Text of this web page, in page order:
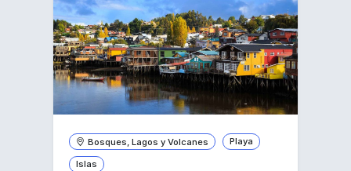
Bosques, Lagos y Volcanes Playa
Islas